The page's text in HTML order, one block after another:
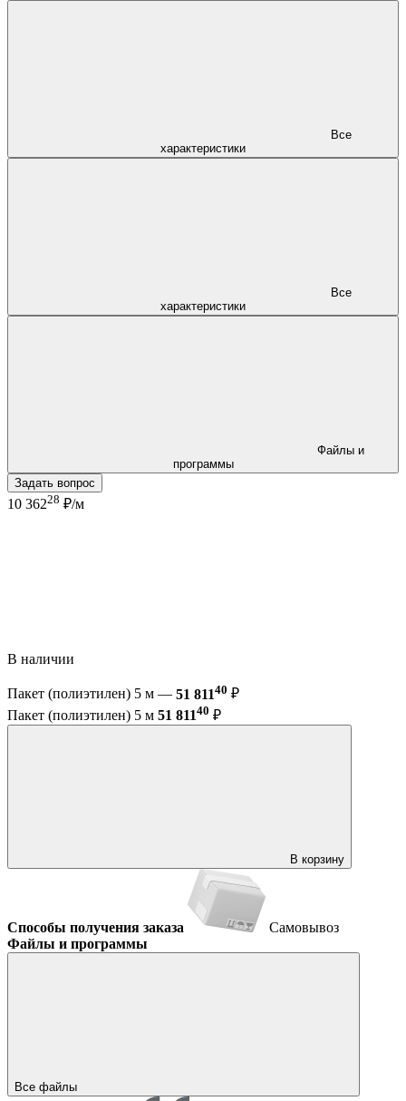
характеристики
характеристики
программы
Задать вопрос
10 36228 ₽/м
В наличии
Пакет (полиэтилен) 5 м — 51 81140 ₽
Пакет (полиэтилен) 5 м 51 81140 ₽
В корзину
Способы получения заказа
Самовывоз
Файлы и программы
Все файлы